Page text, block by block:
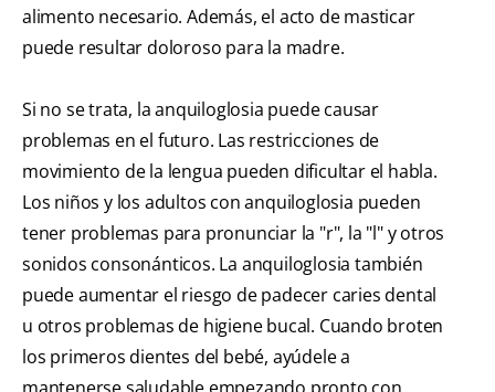
alimento necesario. Además, el acto de masticar
puede resultar doloroso para la madre.
Si no se trata, la anquiloglosia puede causar
problemas en el futuro. Las restricciones de
movimiento de la lengua pueden dificultar el habla.
Los niños y los adultos con anquiloglosia pueden
tener problemas para pronunciar la "r", la "l" y otros
sonidos consonánticos. La anquiloglosia también
puede aumentar el riesgo de padecer caries dental
u otros problemas de higiene bucal. Cuando broten
los primeros dientes del bebé, ayúdele a